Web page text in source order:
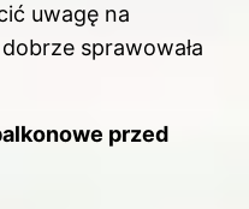
uwagę na
sprawowała
przed